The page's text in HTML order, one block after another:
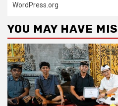
WordPress.org
YOU MAY HAVE